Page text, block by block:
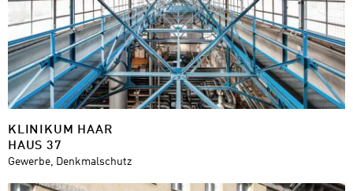
KLINIKUM HAAR
HAUS 37
Gewerbe, Denkmalschutz